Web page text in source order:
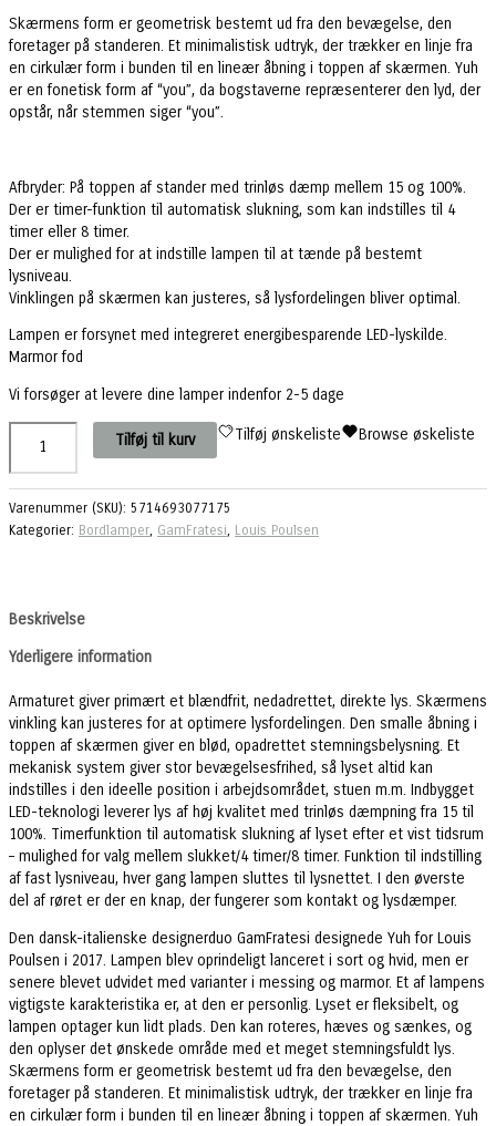
Skærmens form er geometrisk bestemt ud fra den bevægelse, den
foretager på standeren. Et minimalistisk udtryk, der trækker en linje fra
en cirkulær form i bunden til en lineær åbning i toppen af skærmen. Yuh
er en fonetisk form af “you”, da bogstaverne repræsenterer den lyd, der
opstår, når stemmen siger “you”.
Afbryder: På toppen af stander med trinløs dæmp mellem 15 og 100%.
Der er timer-funktion til automatisk slukning, som kan indstilles til 4
timer eller 8 timer.
Der er mulighed for at indstille lampen til at tænde på bestemt
lysniveau.
Vinklingen på skærmen kan justeres, så lysfordelingen bliver optimal.
Lampen er forsynet med integreret energibesparende LED-lyskilde.
Marmor fod
Vi forsøger at levere dine lamper indenfor 2-5 dage
POULSEN
YUH
HVID/MESSING
antal
Tilføj til kurv Tilføj ønskeliste Browse øskeliste
Varenummer (SKU): 5714693077175
Kategorier: Bordlamper GamFratesi Louis Poulsen
Beskrivelse
Yderligere information
Armaturet giver primært et blændfrit, nedadrettet, direkte lys. Skærmens
vinkling kan justeres for at optimere lysfordelingen. Den smalle åbning i
toppen af skærmen giver en blød, opadrettet stemningsbelysning. Et
mekanisk system giver stor bevægelsesfrihed, så lyset altid kan
indstilles i den ideelle position i arbejdsområdet, stuen m.m. Indbygget
LED-teknologi leverer lys af høj kvalitet med trinløs dæmpning fra 15 til
100%. Timerfunktion til automatisk slukning af lyset efter et vist tidsrum
– mulighed for valg mellem slukket/4 timer/8 timer. Funktion til indstilling
af fast lysniveau, hver gang lampen sluttes til lysnettet. I den øverste
del af røret er der en knap, der fungerer som kontakt og lysdæmper.
Den dansk-italienske designerduo GamFratesi designede Yuh for Louis
Poulsen i 2017. Lampen blev oprindeligt lanceret i sort og hvid, men er
senere blevet udvidet med varianter i messing og marmor. Et af lampens
vigtigste karakteristika er, at den er personlig. Lyset er fleksibelt, og
lampen optager kun lidt plads. Den kan roteres, hæves og sænkes, og
den oplyser det ønskede område med et meget stemningsfuldt lys.
Skærmens form er geometrisk bestemt ud fra den bevægelse, den
foretager på standeren. Et minimalistisk udtryk, der trækker en linje fra
en cirkulær form i bunden til en lineær åbning i toppen af skærmen. Yuh